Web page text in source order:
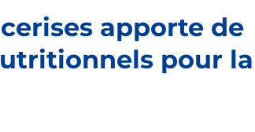
apporte de
pour la